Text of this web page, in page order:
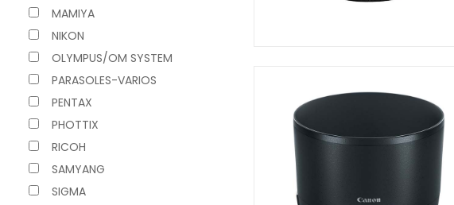
MAMIYA
NIKON
OLYMPUS/OM SYSTEM
PARASOLES-VARIOS
PENTAX
PHOTTIX
RICOH
SAMYANG
SIGMA